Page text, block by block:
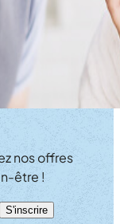
nosoffres
être !
S'inscrire